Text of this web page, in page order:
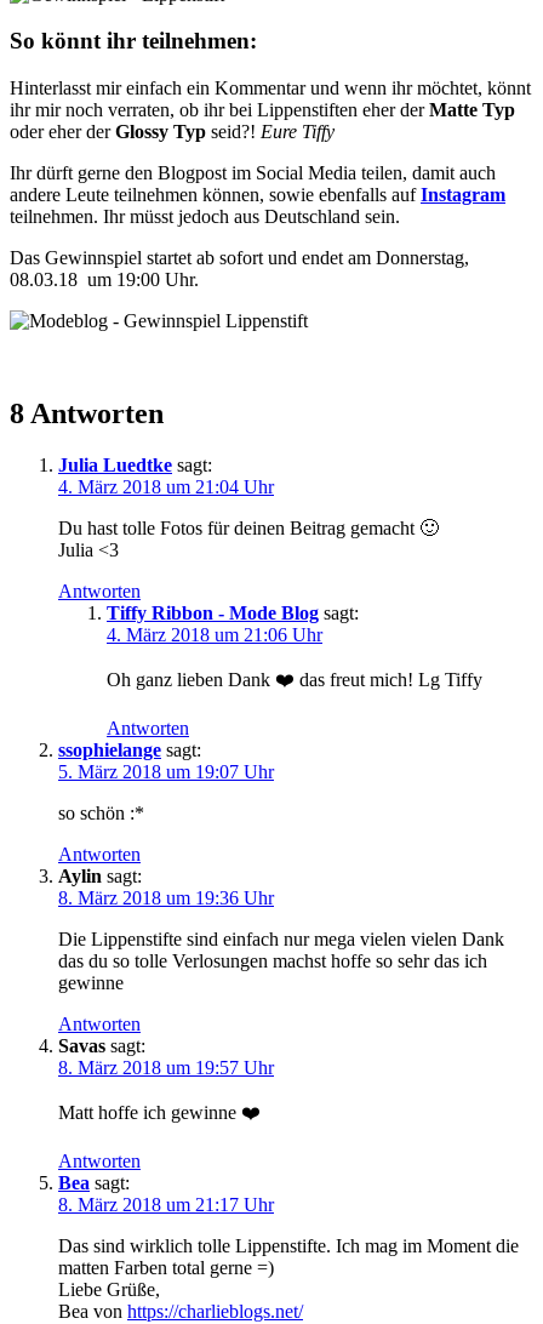
So könnt ihr teilnehmen:
Hinterlasst mir einfach ein Kommentar und wenn ihr möchtet, könnt
ihr mir noch verraten, ob ihr bei Lippenstiften eher derMatte Typ
oder eher derGlossy Typ seid?! Eure Tiffy
Ihr dürft gerne den Blogpost im Social Media teilen, damit auch
andere Leute teilnehmen können, sowie ebenfalls aufInstagram
teilnehmen. Ihr müsst jedoch aus Deutschland sein.
Das Gewinnspiel startet ab sofort und endet am Donnerstag,
08.03.18 um 19:00 Uhr.
8 Antworten
Julia Luedtke sagt:
4. März 2018 um 21:04 Uhr
Du hast tolle Fotos für deinen Beitrag gemacht 🙂
Julia <3
Antworten
Tiffy Ribbon - Mode Blog sagt:
4. März 2018 um 21:06 Uhr
Oh ganz lieben Dank ❤️ das freut mich! Lg Tiffy
Antworten
ssophielange sagt:
5. März 2018 um 19:07 Uhr
so schön :*
Antworten
Aylin sagt:
8. März 2018 um 19:36 Uhr
Die Lippenstifte sind einfach nur mega vielen vielen Dank
das du so tolle Verlosungen machst hoffe so sehr das ich
gewinne
Antworten
Savas sagt:
8. März 2018 um 19:57 Uhr
Matt hoffe ich gewinne ❤️
Antworten
Bea sagt:
8. März 2018 um 21:17 Uhr
Das sind wirklich tolle Lippenstifte. Ich mag im Moment die
matten Farben total gerne =)
Liebe Grüße,
Bea von https://charlieblogs.net/